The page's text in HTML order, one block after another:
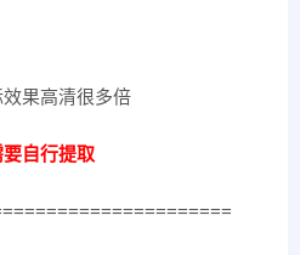
果高清很多倍
自行提取